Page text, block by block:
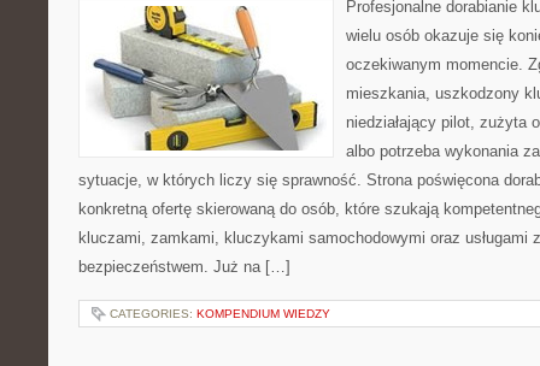
Profesjonalne dorabianie
wielu osób okazuje się
oczekiwanym momencie.
mieszkania, uszkodzony
niedziałający pilot, zużyta
albo potrzeba wykonania
sytuacje, w których liczy się sprawność. Strona poświęcona
konkretną ofertę skierowaną do osób, które szukają
kluczami, zamkami, kluczykami samochodowymi oraz usługami
bezpieczeństwem. Już na […]
CATEGORIES: KOMPENDIUM WIEDZY